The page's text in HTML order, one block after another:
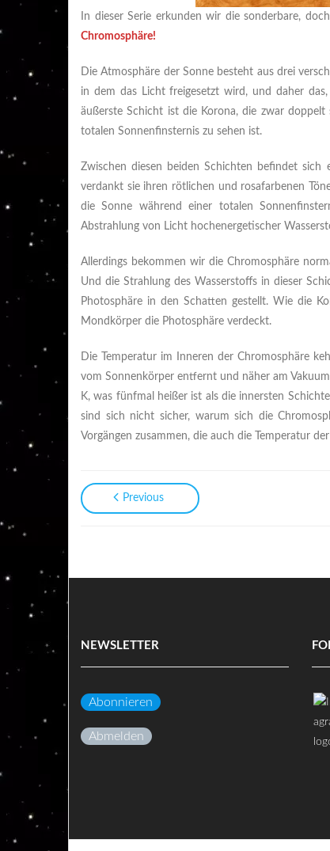
In dieser Serie erkunden wir die sonderbare,
Chromosphäre!
Die Atmosphäre der Sonne besteht aus drei
in dem das Licht freigesetzt wird, und daher
äußerste Schicht ist die Korona, die zwar
totalen Sonnenfinsternis zu sehen ist.
Zwischen diesen beiden Schichten befindet sich
verdankt sie ihren rötlichen und rosafarbenen
die Sonne während einer totalen
Abstrahlung von Licht hochenergetischer
Allerdings bekommen wir die Chromosphäre
Und die Strahlung des Wasserstoffs in dieser
Photosphäre in den Schatten gestellt. Wie die
Mondkörper die Photosphäre verdeckt.
Die Temperatur im Inneren der Chromosphäre
vom Sonnenkörper entfernt und näher am
K, was fünfmal heißer ist als die innersten
sind sich nicht sicher, warum sich die
Vorgängen zusammen, die auch die Temperatur
Previous
NEWSLETTER
Abonnieren
Abmelden